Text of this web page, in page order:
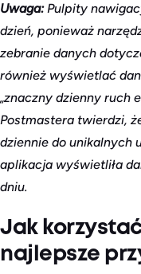
Uwaga: Pulpity
dzień, ponieważ
zebranie danych
również wyświetlać
„znaczny dzienny ruch
Postmastera twierdzi,
dziennie do unikalnych
aplikacja wyświetliła
dniu.
Jak
najlepsze